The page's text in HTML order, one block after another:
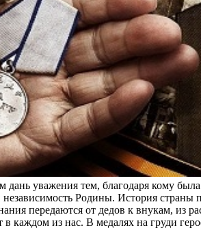
дань уважения тем, благодаря кому
независимость Родины. История страны
передаются от дедов к внукам, из
в каждом из нас. В медалях на груди